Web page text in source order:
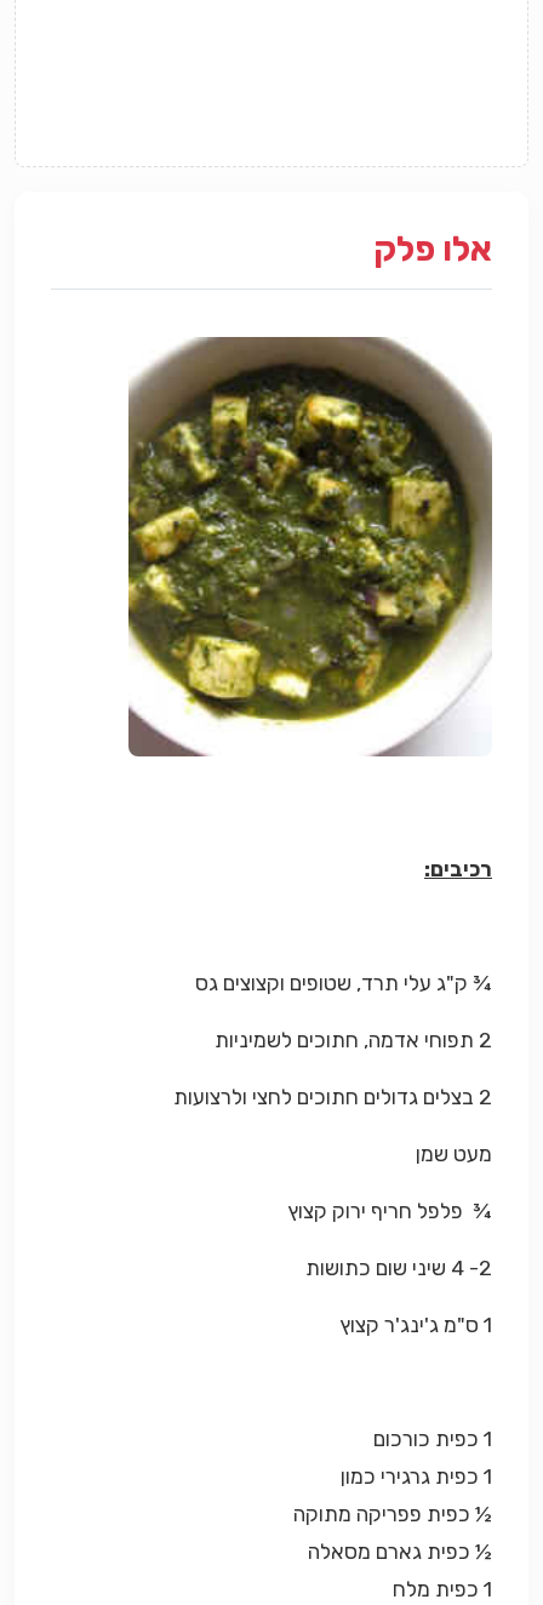
אלו פלק
רכיבים:
¾ ק"ג עלי תרד, שטופים וקצוצים גס
2 תפוחי אדמה, חתוכים לשמיניות
2 בצלים גדולים חתוכים לחצי ולרצועות
מעט שמן
¾ פלפל חריף ירוק קצוץ
2- 4 שיני שום כתושות
1 ס"מ ג'ינג'ר קצוץ
1 כפית כורכום
1 כפית גרגירי כמון
½ כפית פפריקה מתוקה
½ כפית גארם מסאלה
1 כפית מלח